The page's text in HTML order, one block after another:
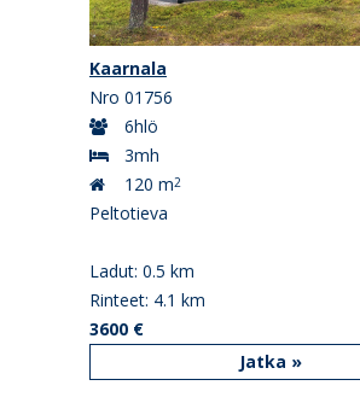
Kaarnala
Nro 01756
6hlö
3mh
120 m2
Peltotieva
Ladut: 0.5 km
Rinteet: 4.1 km
3600 €
Jatka »